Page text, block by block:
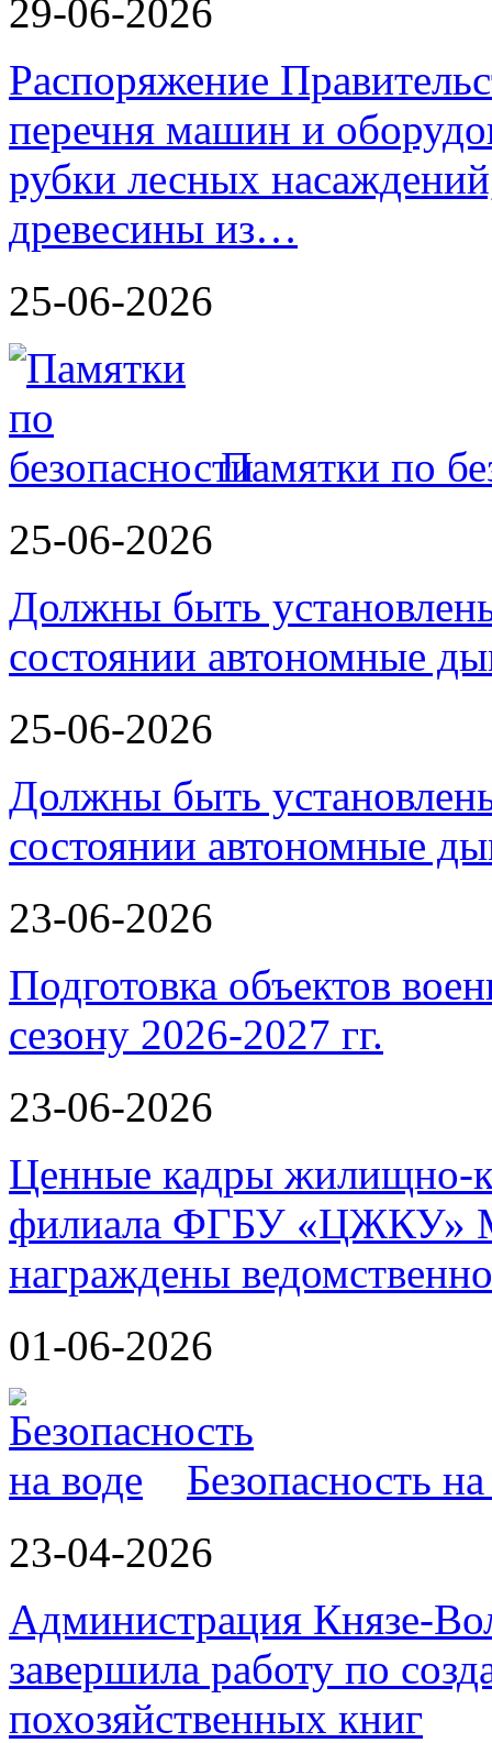
29-06-2026
Распоряжение
перечня машин и
рубки лесных
древесины из…
25-06-2026
Памятки по
25-06-2026
Должны быть
состоянии автономные
25-06-2026
Должны быть
состоянии автономные
23-06-2026
Подготовка объектов
сезону 2026-2027 гг.
23-06-2026
Ценные кадры жилищно-
филиала ФГБУ «ЦЖКУ»
награждены
01-06-2026
Безопасность
23-04-2026
Администрация Князе-
завершила работу по
похозяйственных книг